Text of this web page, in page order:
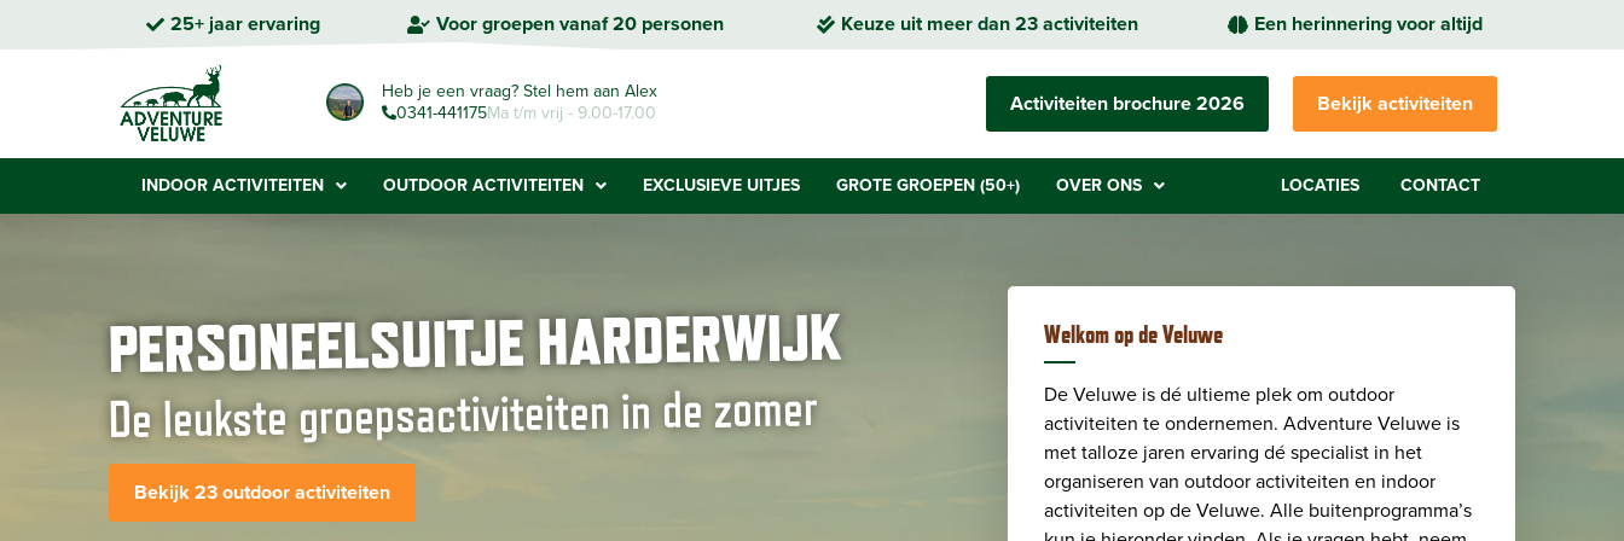
25+ jaar ervaring Voor groepen vanaf 20 personen Keuze uit meer dan 23 activiteiten Een herinnering voor altijd
Heb je een vraag? Stel hem aan Alex
0341-441175Ma t/m vrij - 9.00-17.00 Activiteiten brochure 2026 Bekijk activiteiten
INDOOR ACTIVITEITEN OUTDOOR ACTIVITEITEN EXCLUSIEVE UITJES GROTE GROEPEN (50+) OVER ONS LOCATIES CONTACT
PERSONEELSUITJE HARDERWIJK
De leukste groepsactiviteiten in de zomer
Bekijk 23 outdoor activiteiten
Welkom op de Veluwe
De Veluwe is dé ultieme plek om outdoor
activiteiten te ondernemen. Adventure Veluwe is
met talloze jaren ervaring dé specialist in het
organiseren van outdoor activiteiten en indoor
activiteiten op de Veluwe. Alle buitenprogramma’s